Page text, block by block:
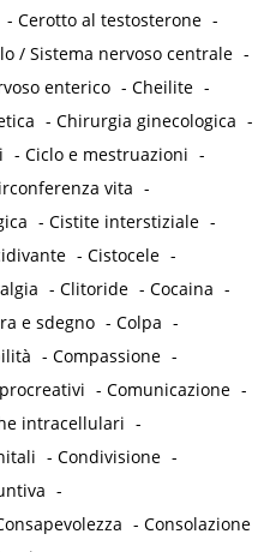
-Cerotto al testosterone -
/ Sistema nervoso centrale -
enterico -Cheilite -
-Chirurgia ginecologica -
-Ciclo e mestruazioni -
vita -
-Cistite interstiziale -
-Cistocele -
-Clitoride -Cocaina -
e sdegno -Colpa -
-Compassione -
-Comunicazione -
intracellulari -
-Condivisione -
-
-Consolazione